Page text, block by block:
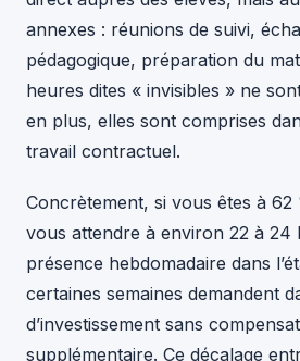
annexes : réunions de suivi,
pédagogique, préparation du
heures dites « invisibles » ne
en plus, elles sont comprises
travail contractuel.
Concrètement, si vous êtes à
vous attendre à environ 22 à 24
présence hebdomadaire dans
certaines semaines demandent
d’investissement sans
supplémentaire. Ce décalage